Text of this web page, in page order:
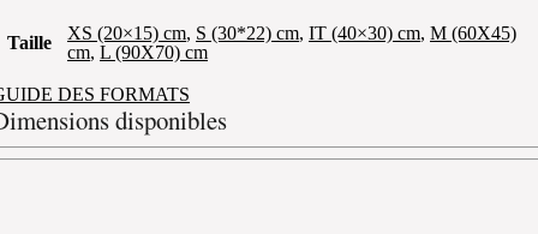
Taille XS (20×15) cm, S (30*22) cm, IT (40×30) cm, M (60X45)
cm, L (90X70) cm
DES FORMATS
disponibles